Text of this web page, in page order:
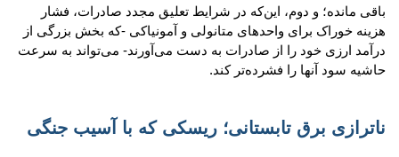
باقی مانده؛ و دوم، این‌که در شرایط تعلیق مجدد صادرات، فشار
هزینه خوراک برای واحدهای متانولی و آمونیاکی -که بخش بزرگی از
درآمد ارزی خود را از صادرات به دست می‌آورند- می‌تواند به سرعت
حاشیه سود آنها را فشرده‌تر کند.
ناترازی برق تابستانی؛ ریسکی که با آسیب جنگی